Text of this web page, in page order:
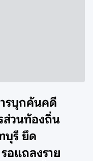
รบุกค้นคดี
ส่วนท้องถิ่น
บุรี ยึด
อแถลงราย